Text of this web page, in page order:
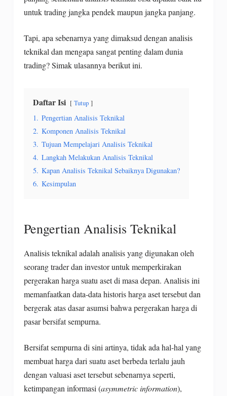
untuk trading jangka pendek maupun jangka panjang.
Tapi, apa sebenarnya yang dimaksud dengan analisis
teknikal dan mengapa sangat penting dalam dunia
trading? Simak ulasannya berikut ini.
Daftar Isi Tutup
1. Pengertian Analisis Teknikal
2. Komponen Analisis Teknikal
3. Tujuan Mempelajari Analisis Teknikal
4. Langkah Melakukan Analisis Teknikal
5. Kapan Analisis Teknikal Sebaiknya Digunakan?
6. Kesimpulan
Pengertian Analisis Teknikal
Analisis teknikal adalah analisis yang digunakan oleh
seorang trader dan investor untuk memperkirakan
pergerakan harga suatu aset di masa depan. Analisis ini
memanfaatkan data-data historis harga aset tersebut dan
bergerak atas dasar asumsi bahwa pergerakan harga di
pasar bersifat sempurna.
Bersifat sempurna di sini artinya, tidak ada hal-hal yang
membuat harga dari suatu aset berbeda terlalu jauh
dengan valuasi aset tersebut sebenarnya seperti,
ketimpangan informasi (asymmetric information),